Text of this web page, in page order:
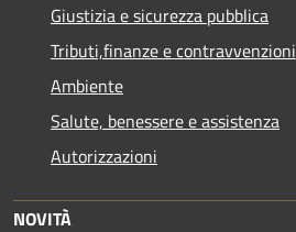
Giustizia e sicurezza pubblica
Tributi,finanze e contravvenzioni
Ambiente
Salute, benessere e assistenza
Autorizzazioni
NOVITÀ